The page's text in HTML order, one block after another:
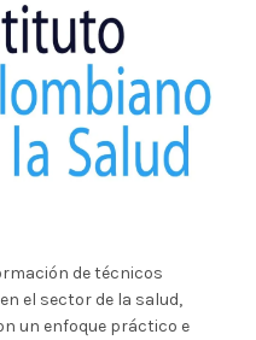
de técnicos
el sector de la salud,
un enfoque práctico e